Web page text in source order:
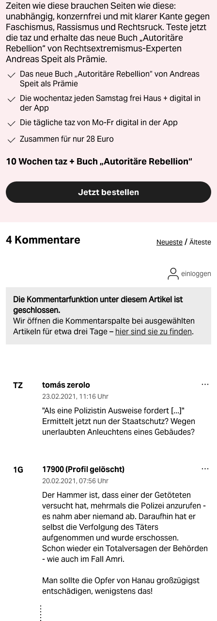
Zeiten wie diese brauchen Seiten wie diese:
unabhängig, konzernfrei und mit klarer Kante gegen
Faschismus, Rassismus und Rechtsruck. Teste jetzt
die taz und erhalte das neue Buch „Autoritäre
Rebellion“ von Rechtsextremismus-Experten
Andreas Speit als Prämie.
Das neue Buch „Autoritäre Rebellion“ von Andreas
Speit als Prämie
Die wochentaz jeden Samstag frei Haus + digital in
der App
Die tägliche taz von Mo-Fr digital in der App
Zusammen für nur 28 Euro
10 Wochen taz + Buch „Autoritäre Rebellion“
Jetzt bestellen
4 Kommentare Neueste / Älteste
Die Kommentarfunktion unter diesem Artikel ist
geschlossen.
Wir öffnen die Kommentarspalte bei ausgewählten
Artikeln für etwa drei Tage – hier sind sie zu finden.
einloggen
TZ tomás zerolo
23.02.2021, 11:16 Uhr
"Als eine Polizistin Ausweise fordert [...]"
Ermittelt jetzt nun der Staatschutz? Wegen
unerlaubten Anleuchtens eines Gebäudes?
1G 17900 (Profil gelöscht)
20.02.2021, 07:56 Uhr
Der Hammer ist, dass einer der Getöteten
versucht hat, mehrmals die Polizei anzurufen -
es nahm aber niemand ab. Daraufhin hat er
selbst die Verfolgung des Täters
aufgenommen und wurde erschossen.
Schon wieder ein Totalversagen der Behörden
- wie auch im Fall Amri.
Man sollte die Opfer von Hanau großzügigst
entschädigen, wenigstens das!